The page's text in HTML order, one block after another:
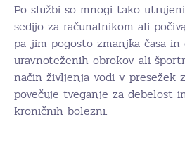
Po službi so mnogi tako
sedijo za računalnikom ali
pa jim pogosto zmanjka časa
uravnoteženih obrokov ali
način življenja vodi v presežek
povečuje tveganje za debelost
kroničnih bolezni.